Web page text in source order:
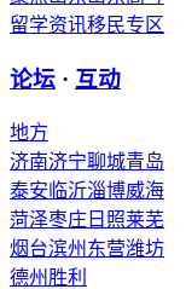
留学资讯移民专区
论坛 · 互动
地方
济南济宁聊城青岛
泰安 临沂淄博威海
菏泽枣庄 日照莱芜
烟台滨州 东营潍坊
德州 胜利